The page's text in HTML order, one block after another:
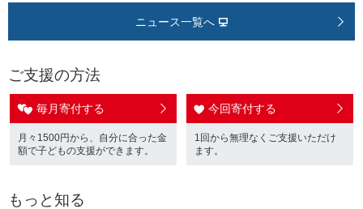
ニュース一覧へ
ご支援の方法
毎月寄付する
月々1500円から、自分に合った金
額で子どもの支援ができます。
今回寄付する
1回から無理なくご支援いただけ
ます。
もっと知る